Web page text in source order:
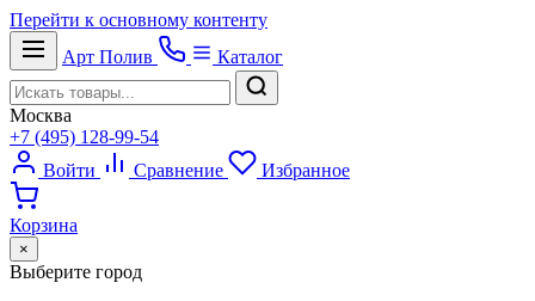
Перейти к основному контенту
Арт Полив Каталог
Москва
+7 (495) 128-99-54
Войти
Сравнение Избранное
Корзина
×
Выберите город